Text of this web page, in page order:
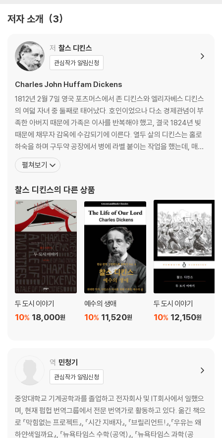
궁정을 장악한 던스턴과 여섯 왕의 운명 | 계모의 손에 살해당한 ‘순교왕’
제5장 데인족 크누트, 잉글랜드 왕이 되다
폭군에서 성군으로 | 크누트의 죽음, 다가오는 위기
제6장 데인족과 앵글로색슨족의 왕위 쟁탈전
앨프레드 왕자의 비참한 죽음 | 에드워드 왕과 고드윈 백작의 밀약 | 수녀
원에 갇힌 왕비
제7장 앵글로색슨 왕조의 복원, 해럴드 2세
왕위를 지키기 위한 분투 | 노르만군에 참패하다
제8장 윌리엄 1세, 노르만의 지배가 시작되다
잉글랜드를 거대한 무덤으로 만들다 | 신출귀몰한 반란군 대장 헤리워드 |
제9장 왕자들의 난
| 뉴 포레스트의 슬픔
제10장 왕위를 지키기 위한 헨리 1세의 음모
선왕의 총신부터 제거하라 | 로버트 공작의 시련 | 조카와의 대립 | 갑작스
러운 사고
제11장 헨리 1세의 딸 마틸다와 스티븐의 왕위 다툼
잉글랜드 국토를 황폐화시킨 15년 전쟁 | 잔인무도한 시대
제12장 헨리 2세, 신하들에게 버림받다
프랑스에서 반란을 일으킨 동생 제프리 | 토머스 베켓, 왕에게 맞서다 | 베
켓의 최후 | 헨리 2세와 교황의 갈등 | 셋째 아들 리처드의 반란
유대인 학살장이 된 왕위 즉위식 | 신성로마제국의 법정에 서다 | 사자심왕
의 최후
들다 | 대헌장에 서명하다
제15장 그림자 왕, 헨리 3세
잉글랜드를 위기에서 구한 펨브로크 백작 | 드 버그 백작의 시련 | 왕당파
와 런던 시민의 대립 | 권력의 실세, 레스터 백작
제3부 영토 확장으로 세력을 키우다
저자 소개 3
저 찰스 디킨스
관심작가 알림신청
Charles John Huffam Dickens
1812년 2월 7일 영국 포츠머스에서 존 디킨스와 엘리자베스 디킨스
의 여덟 자녀 중 둘째로 태어났다. 호인이었으나 다소 경제관념이 부
족한 아버지 때문에 가족은 이사를 반복해야 했고, 결국 1824년 빚
때문에 채무자 감옥에 수감되기에 이른다. 열두 살의 디킨스는 홀로
하숙을 하며 구두약 공장에서 병에 라벨 붙이는 작업을 했는데, 매일
10시간씩 일하며 주당 6실링을 받았던 이때의 혹독한 경험은 후일
여러 작품의 토대가 되었다. 집안 형편으로 결국 학교를 그만두고 속
33년 『먼슬리 매거진』에 첫 단편 「
펼쳐보기
찰스 디킨스의 다른 상품
두 도시 이야기
18,000원
10%
예수의 생애
11,520원
10%
두 도시 이야기
12,150원
10%
역 민청기
관심작가 알림신청
중앙대학교 기계공학과를 졸업하고 전자회사 및 IT회사에서 일했으
며, 현재 펍헙 번역그룹에서 전문 번역가로 활동하고 있다. 옮긴 책으
로 『막힘없는 프로젝트』, 『시간 지배자』, 『브릴리언트!』,『우유는 왜
하얀색일까요』, 『뉴욕타임스 수학(공역)』, 『뉴욕타임스 과학(공